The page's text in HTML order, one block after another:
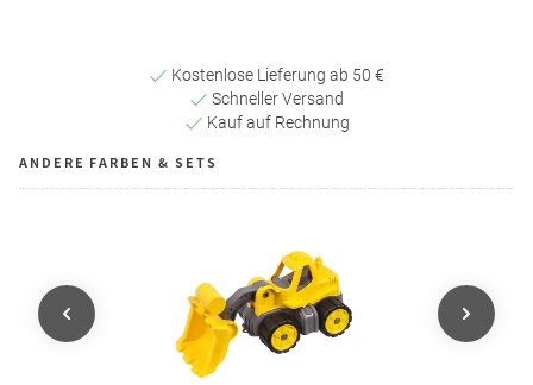
Kostenlose Lieferung ab 50 €
Schneller Versand
Kauf auf Rechnung
ANDERE FARBEN & SETS